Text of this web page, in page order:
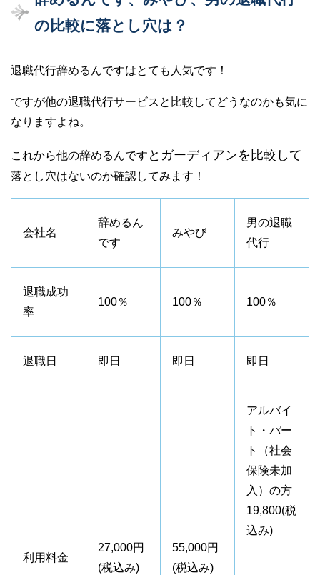
の比較に落とし穴は？
退職代行辞めるんですはとても人気です！
ですが他の退職代行サービスと比較してどうなのかも気に
なりますよね。
これから他の辞めるんです とガーディアンを比較して
落とし穴はないのか確認してみます！
会社名
辞めるん
です
みやび
男の退職
代行
退職成功
率
100％ 100％ 100％
退職日 即日 即日 即日
利用料金
27,000円
(税込み)
55,000円
(税込み)
アルバイ
ト・パー
ト（社会
保険未加
入）の方
19,800(税
込み)